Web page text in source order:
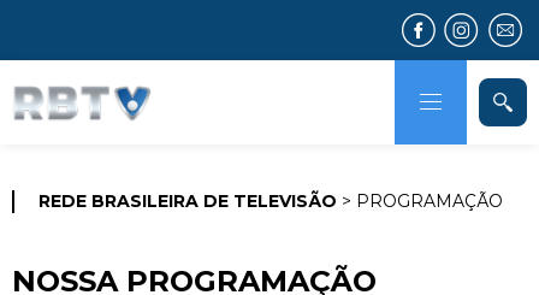
REDE BRASILEIRA DE TELEVISÃO > PROGRAMAÇÃO
NOSSA PROGRAMAÇÃO